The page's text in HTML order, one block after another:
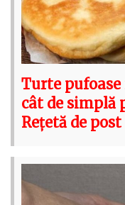
Turte pufoase
cât de simplă
Rețetă de post